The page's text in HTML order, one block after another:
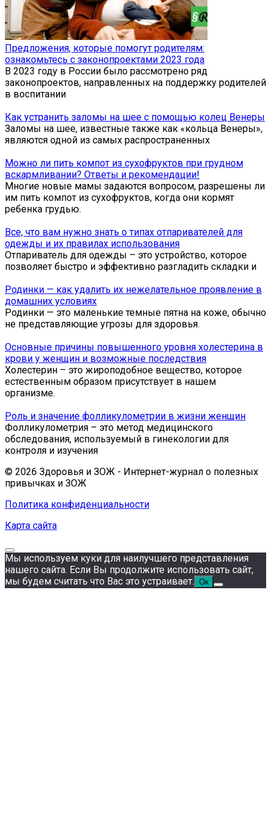
Предложения, которые помогут родителям:
ознакомьтесь с законопроектами 2023 года
В 2023 году в России было рассмотрено ряд
законопроектов, направленных на поддержку родителей
в воспитании
Как устранить заломы на шее с помощью колец Венеры
Заломы на шее, известные также как «кольца Венеры»,
являются одной из самых распространенных
Можно ли пить компот из сухофруктов при грудном
вскармливании? Ответы и рекомендации!
Многие новые мамы задаются вопросом, разрешены ли
им пить компот из сухофруктов, когда они кормят
ребенка грудью.
Все, что вам нужно знать о типах отпаривателей для
одежды и их правилах использования
Отпариватель для одежды – это устройство, которое
позволяет быстро и эффективно разгладить складки и
Родинки — как удалить их нежелательное проявление в
домашних условиях
Родинки — это маленькие темные пятна на коже, обычно
не представляющие угрозы для здоровья.
Основные причины повышенного уровня холестерина в
крови у женщин и возможные последствия
Холестерин – это жироподобное вещество, которое
естественным образом присутствует в нашем
организме.
Роль и значение фолликулометрии в жизни женщин
Фолликулометрия – это метод медицинского
обследования, используемый в гинекологии для
контроля и изучения
© 2026 Здоровья и ЗОЖ - Интернет-журнал о полезных
привычках и ЗОЖ
Политика конфиденциальности
Карта сайта
Мы используем куки для наилучшего представления
нашего сайта. Если Вы продолжите использовать сайт,
мы будем считать что Вас это устраивает. Ок